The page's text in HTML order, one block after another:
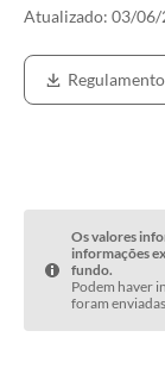
Atualizado: 03/06/
Regulamento
Os valores
informações
fundo.
Podem haver
foram